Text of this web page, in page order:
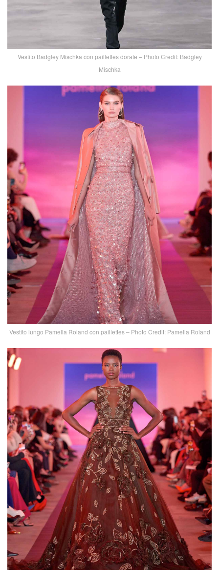
Vestito Badgley Mischka con paillettes dorate – Photo Credit: Badgley
Mischka
Vestito lungo Pamella Roland con paillettes – Photo Credit: Pamella Roland